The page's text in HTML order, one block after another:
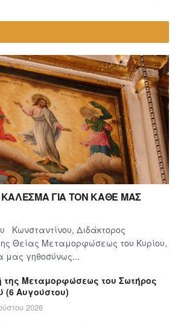
ΓΙΑ ΤΟΝ ΚΑΘΕ ΜΑΣ
Κωνσταντίνου, Διδάκτορος
Θείας Μεταμορφώσεως του Κυρίου,
μας γηθοσύνως...
της Μεταμορφώσεως του Σωτήρος
(6 Αυγούστου)
2026